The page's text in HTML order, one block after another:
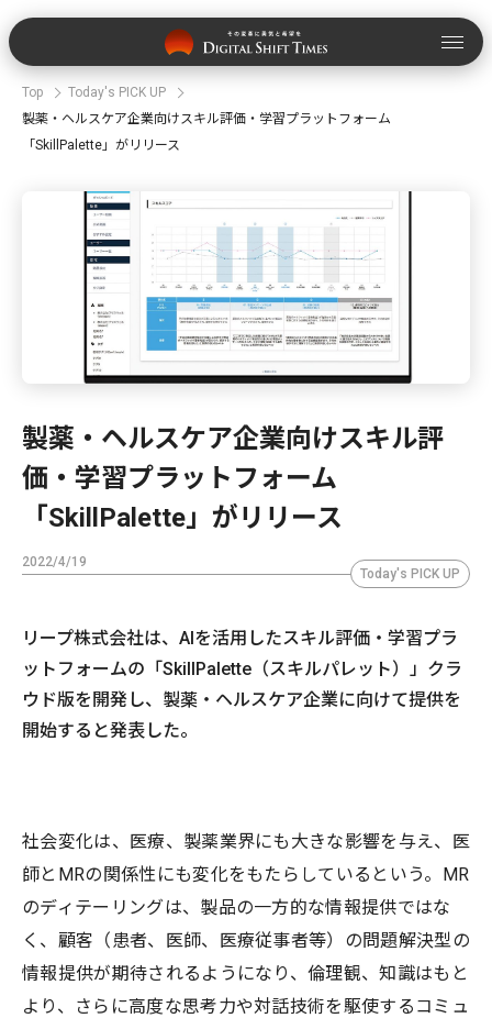
Top
Today's PICK UP
製薬・ヘルスケア企業向けスキル評価・学習プラットフォーム
「SkillPalette」がリリース
製薬・ヘルスケア企業向けスキル評
価・学習プラットフォーム
「SkillPalette」がリリース
2022/4/19
Today's PICK UP
リープ株式会社は、AIを活用したスキル評価・学習プラ
ットフォームの「SkillPalette（スキルパレット）」クラ
ウド版を開発し、製薬・ヘルスケア企業に向けて提供を
開始すると発表した。
社会変化は、医療、製薬業界にも大きな影響を与え、医
師とMRの関係性にも変化をもたらしているという。MR
のディテーリングは、製品の一方的な情報提供ではな
く、顧客（患者、医師、医療従事者等）の問題解決型の
情報提供が期待されるようになり、倫理観、知識はもと
より、さらに高度な思考力や対話技術を駆使するコミュ